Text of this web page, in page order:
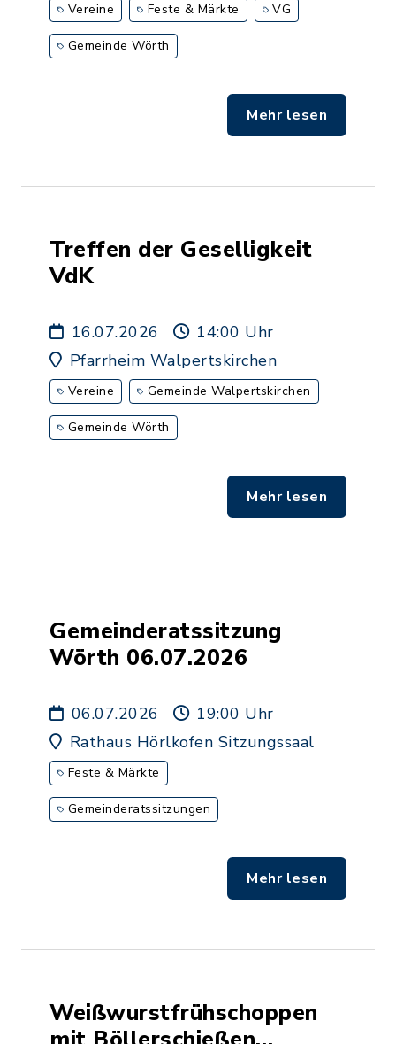
Vereine Feste & Märkte VG
Gemeinde Wörth
Mehr lesen
Treffen der Geselligkeit
VdK
16.07.2026
14:00 Uhr
Pfarrheim Walpertskirchen
Vereine Gemeinde Walpertskirchen
Gemeinde Wörth
Mehr lesen
Gemeinderatssitzung
Wörth 06.07.2026
06.07.2026
19:00 Uhr
Rathaus Hörlkofen Sitzungssaal
Feste & Märkte
Gemeinderatssitzungen
Mehr lesen
Weißwurstfrühschoppen